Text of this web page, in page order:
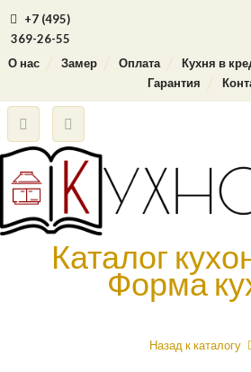
+7 (495)
369-26-55
О нас
Замер Оплата Кухня в
Гарантия
Каталог
Форма
Назад к каталогу